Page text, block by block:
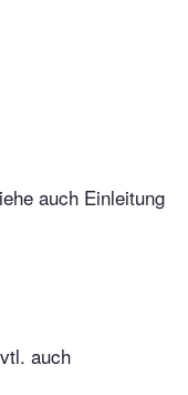
auch Einleitung
auch